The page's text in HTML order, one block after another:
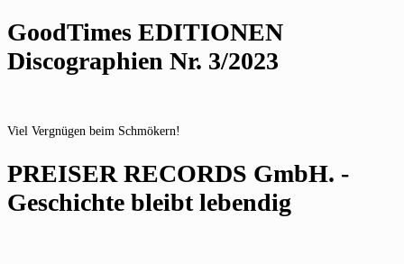
GoodTimes EDITIONEN
Discographien Nr. 3/2023
Viel Vergnügen beim Schmökern!
PREISER RECORDS GmbH. -
Geschichte bleibt lebendig